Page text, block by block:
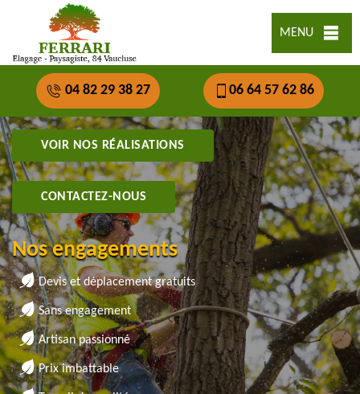
MENU
04 82 29 38 27 06 64 57 62 86
VOIR NOS RÉALISATIONS
CONTACTEZ-NOUS
Nos engagements
Devis et déplacement gratuits
Sans engagement
Artisan passionné
Prix imbattable